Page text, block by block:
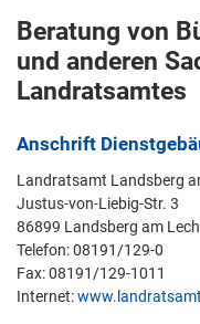
Beratung von
und anderen
Landratsamtes
Anschrift
Landratsamt Landsberg
Justus-von-Liebig-Str. 3
86899 Landsberg am Lech
Telefon: 08191/129-0
Fax: 08191/129-1011
Internet: